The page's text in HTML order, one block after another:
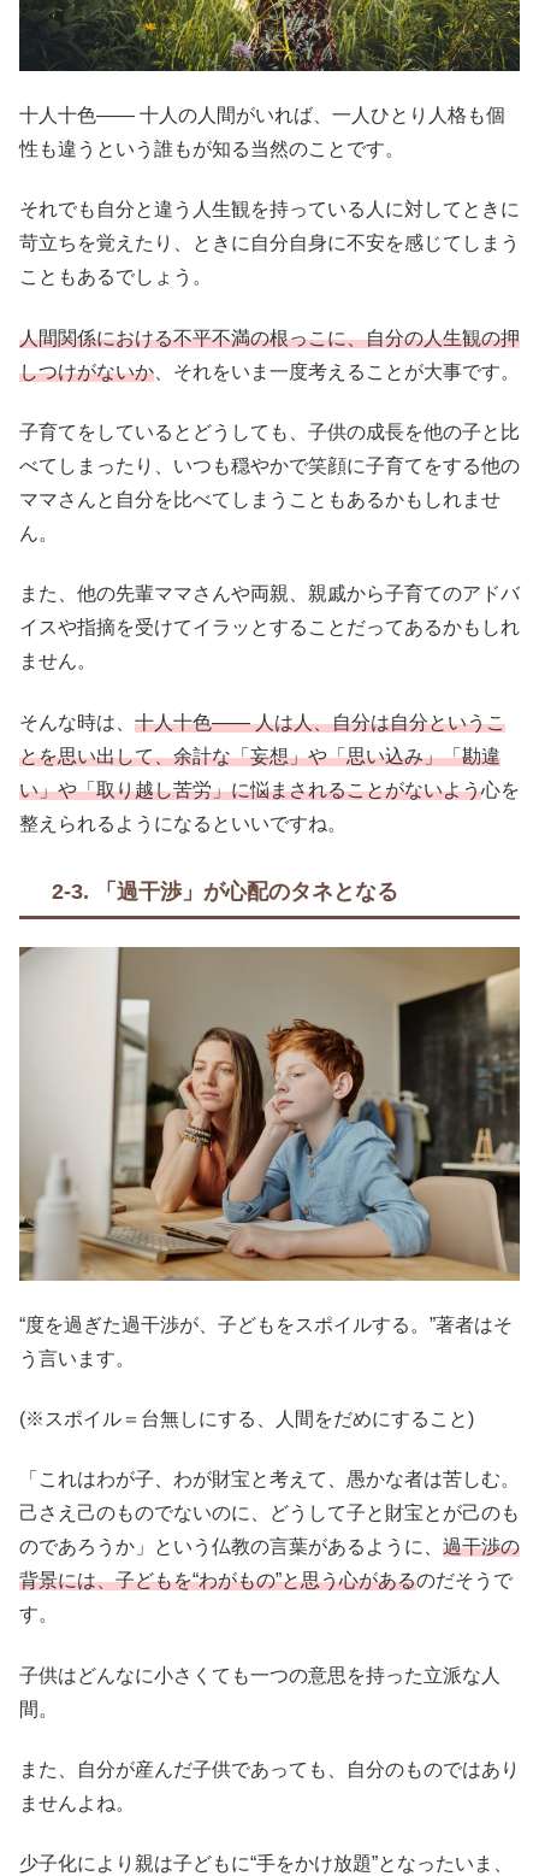
十人十色—— 十人の人間がいれば、一人ひとり人格も個
性も違うという誰もが知る当然のことです。
それでも自分と違う人生観を持っている人に対してときに
苛立ちを覚えたり、ときに自分自身に不安を感じてしまう
こともあるでしょう。
人間関係における不平不満の根っこに、自分の人生観の押
しつけがないか 、それをいま一度考えることが大事です。
子育てをしているとどうしても、子供の成長を他の子と比
べてしまったり、いつも穏やかで笑顔に子育てをする他の
ママさんと自分を比べてしまうこともあるかもしれませ
ん。
また、他の先輩ママさんや両親、親戚から子育てのアドバ
イスや指摘を受けてイラッとすることだってあるかもしれ
ません。
そんな時は、 十人十色—— 人は人、自分は自分というこ
とを思い出して、余計な「妄想」や「思い込み」「勘違
い」や「取り越し苦労」に悩まされることがないよう心を
整えられるようになるといいですね。
2-3. 「過干渉」が心配のタネとなる
“度を過ぎた過干渉が、子どもをスポイルする。”著者はそ
う言います。
(※スポイル＝台無しにする、人間をだめにすること)
「これはわが子、わが財宝と考えて、愚かな者は苦しむ。
己さえ己のものでないのに、どうして子と財宝とが己のも
のであろうか」という仏教の言葉があるように、 過干渉の
背景には、子どもを“わがもの”と思う心があるのだそうで
す。
子供はどんなに小さくても一つの意思を持った立派な人
間。
また、自分が産んだ子供であっても、自分のものではあり
ませんよね。
少子化により親は子どもに“手をかけ放題”となったいま、